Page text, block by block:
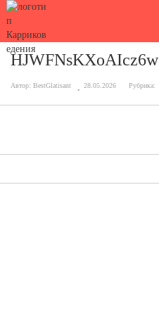
HJWFNsKXoAIcz6w
Автор: BestGlatisant 28.05.2026 Рубрика: